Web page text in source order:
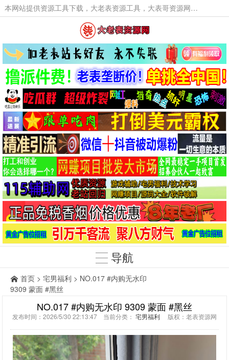
本网站提供资源工具下载，大老表资源工具，大表哥资源网软件工具，大老表资源下载，活动线报福利资源分享,活动线报，大型网游经典游戏，网络热门技术游戏辅助交流与分享。
导航
首页 > 宅男福利 > NO.017 #内购无水印
9309 蒙面 #黑丝
NO.017 #内购无水印 9309 蒙面 #黑丝
发布时间：2026/5/30 22:13:47 当前分类： 宅男福利 版权：老表资源网